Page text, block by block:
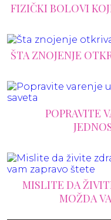
FIZIČKI BOLOVI
ŠTA ZNOJENJE
POPRAVITE
MISLITE DA
MOŽDA